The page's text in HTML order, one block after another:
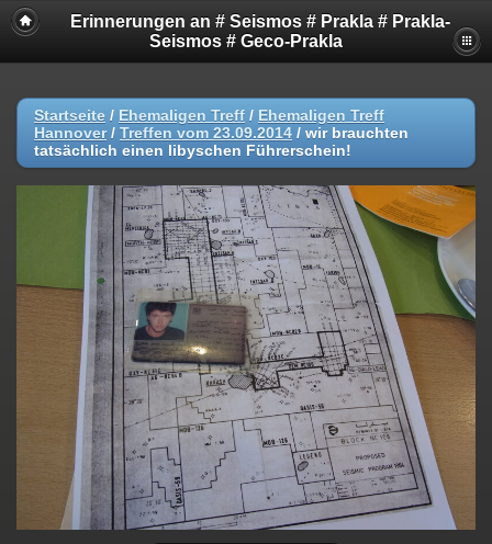
Erinnerungen an # Seismos # Prakla # Prakla-
Seismos # Geco-Prakla
Startseite / Ehemaligen Treff / Ehemaligen Treff
Hannover/ Treffen vom 23.09.2014 / wir brauchten
tatsächlich einen libyschen Führerschein!